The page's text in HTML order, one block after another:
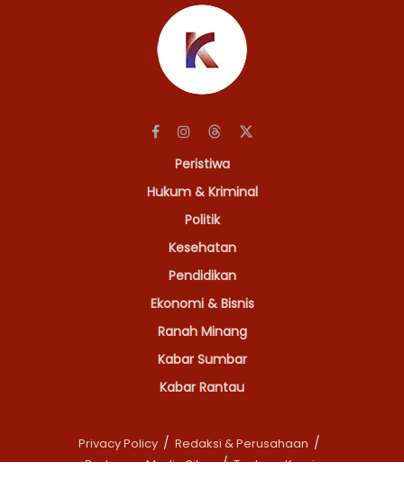
Peristiwa
Hukum & Kriminal
Politik
Kesehatan
Pendidikan
Ekonomi & Bisnis
Ranah Minang
Kabar Sumbar
Kabar Rantau
Privacy Policy
Redaksi & Perusahaan
Pedoman Media Siber
Tentang Kami